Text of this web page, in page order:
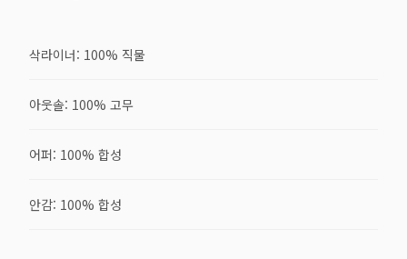
삭라이너: 100% 직물
아웃솔: 100% 고무
어퍼: 100% 합성
안감: 100% 합성